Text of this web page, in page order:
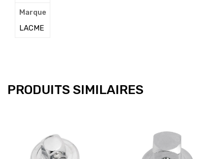
Marque
LACME
PRODUITS SIMILAIRES